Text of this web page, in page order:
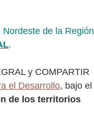
de la Región
.
y COMPARTIR
el Desarrollo, bajo el
de los territorios